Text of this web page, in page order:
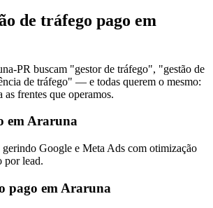
de tráfego pago em
PR buscam "gestor de tráfego", "gestão de
de tráfego" — e todas querem o mesmo:
frentes que operamos.
em Araruna
Google e Meta Ads com otimização
por lead.
pago em Araruna